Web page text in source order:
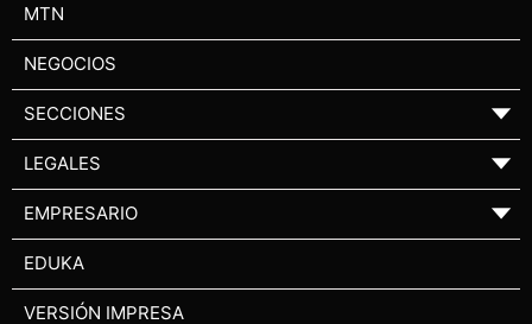
MTN
NEGOCIOS
SECCIONES ▼
LEGALES ▼
EMPRESARIO ▼
EDUKA
VERSIÓN IMPRESA